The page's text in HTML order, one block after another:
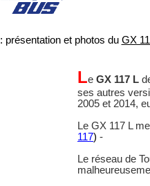
: présentation et photos du GX
Le GX 117 L
ses autres
2005 et 2014,
Le GX 117 L
117) -
Le réseau de